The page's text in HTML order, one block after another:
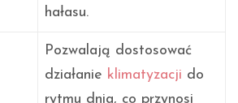
hałasu.
Pozwalają dostosować
działanie klimatyzacji do
rytmu dnia, co przynosi